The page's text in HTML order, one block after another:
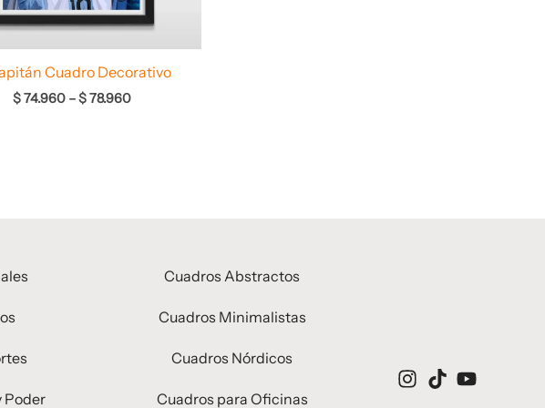
Cuadro Decorativo
$74.960 –$78.960
Poder
Cuadros Abstractos
Cuadros Minimalistas
Cuadros Nórdicos
Cuadros para Oficinas